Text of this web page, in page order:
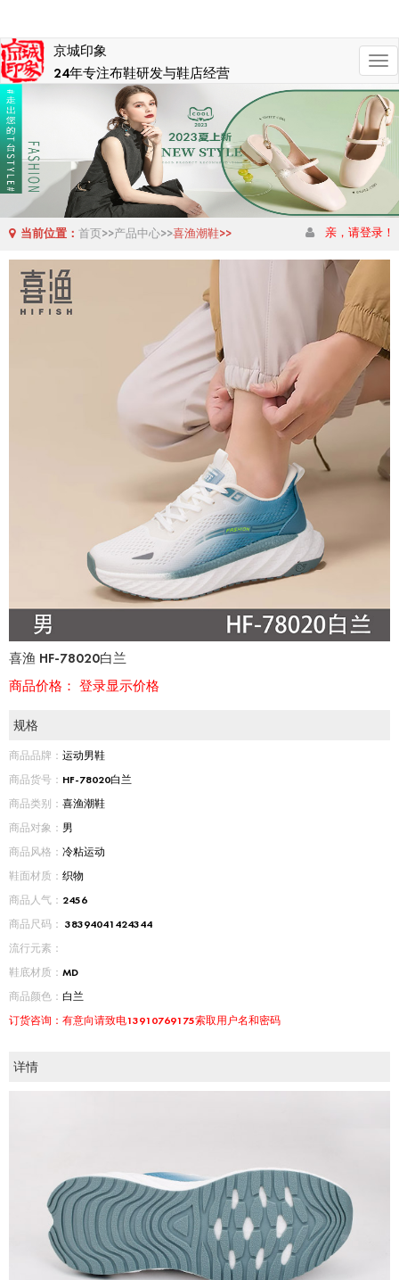
切
换
导
航
京城印象
24年专注布鞋研发与鞋店经营
当前位置： 首页>>产品中心>>喜渔潮鞋>> 亲，请登录！
喜渔 HF-78020白兰
商品价格： 登录显示价格
规格
商品品牌： 运动男鞋
商品货号： HF-78020白兰
商品类别： 喜渔潮鞋
商品对象： 男
商品风格： 冷粘运动
鞋面材质： 织物
商品人气： 2456
商品尺码： 38394041 424344
流行元素：
鞋底材质： MD
商品颜色： 白兰
订货咨询：有意向请致电13910769175索取用户名和密码
详情